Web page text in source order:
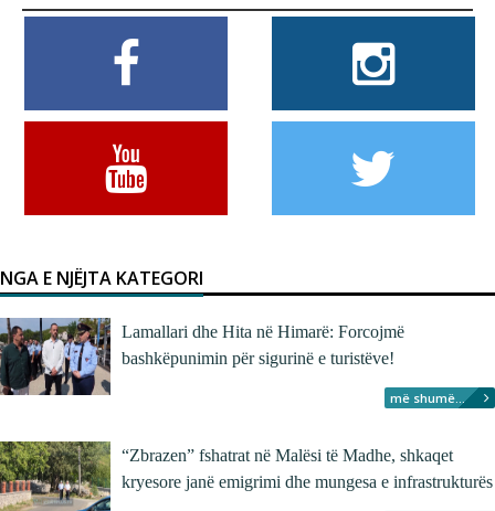
NGA E NJËJTA KATEGORI
Lamallari dhe Hita në Himarë: Forcojmë
bashkëpunimin për sigurinë e turistëve!
më shumë...
“Zbrazen” fshatrat në Malësi të Madhe, shkaqet
kryesore janë emigrimi dhe mungesa e infrastrukturës